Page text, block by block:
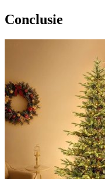
Conclusie